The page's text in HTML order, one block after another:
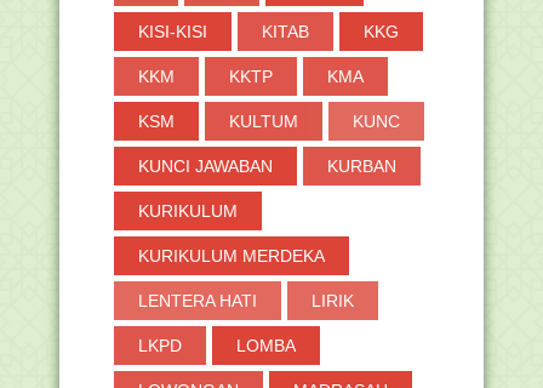
KISI-KISI KITAB KKG
KKM KKTP KMA
KSM KULTUM KUNC
KUNCI JAWABAN KURBAN
KURIKULUM
KURIKULUM MERDEKA
LENTERA HATI LIRIK
LKPD LOMBA